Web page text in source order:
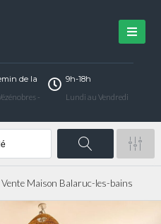
de la
-
9h-18h
Lundi au Vendredi
Vente Maison Balaruc-les-bains